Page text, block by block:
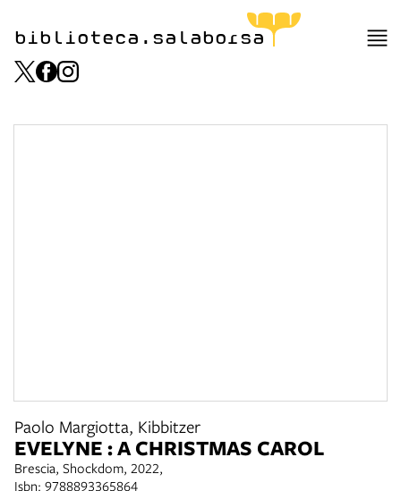
biblioteca.salaborsa
Paolo Margiotta, Kibbitzer
EVELYNE : A CHRISTMAS CAROL
Brescia, Shockdom, 2022,
Isbn: 9788893365864